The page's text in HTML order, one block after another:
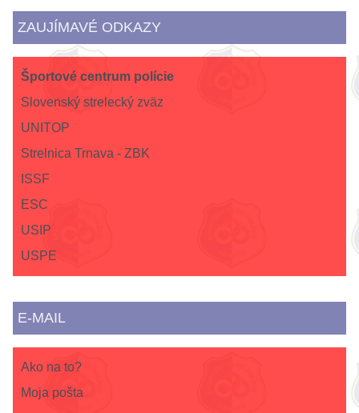
ZAUJÍMAVÉ ODKAZY
Športové centrum polície
Slovenský strelecký zväz
UNITOP
Strelnica Trnava - ZBK
ISSF
ESC
USIP
USPE
E-MAIL
Ako na to?
Moja pošta